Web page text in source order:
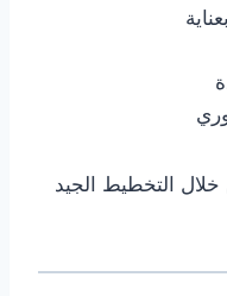
التخطيط الجيد